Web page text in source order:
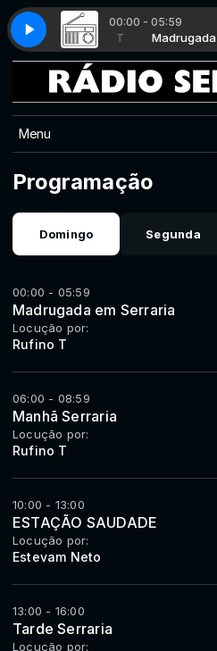
00:00 - 05:59
com Rufino T Madrugada
#014
Menu
Programação
Domingo Segunda
00:00 - 05:59
Madrugada em Serraria
Locução por:
Rufino T
06:00 - 08:59
Manhã Serraria
Locução por:
Rufino T
10:00 - 13:00
ESTAÇÃO SAUDADE
Locução por:
Estevam Neto
13:00 - 16:00
Tarde Serraria
Locução por: